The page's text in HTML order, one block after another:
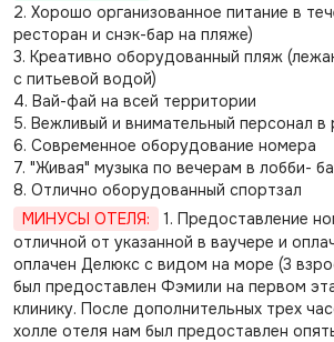
2. Хорошо организованное питание в
ресторан и снэк-бар на пляже)
3. Креативно оборудованный пляж
с питьевой водой)
4. Вай-фай на всей территории
5. Вежливый и внимательный персонал в
6. Современное оборудование номера
7. "Живая" музыка по вечерам в лобби-
8. Отлично оборудованный спортзал
МИНУСЫ ОТЕЛЯ:
1. Предоставление
отличной от указанной в ваучере и
оплачен Делюкс с видом на море (3
был предоставлен Фэмили на первом
клинику. После дополнительных трех
холле отеля нам был предоставлен